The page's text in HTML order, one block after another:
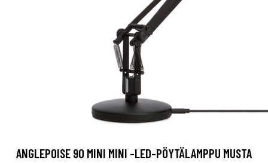
ANGLEPOISE 90 MINI MINI -LED-PÖYTÄLAMPPU MUSTA